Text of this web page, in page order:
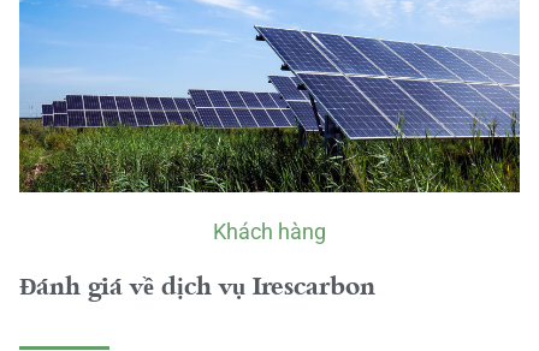
Khách hàng
Đánh giá về dịch vụ Irescarbon